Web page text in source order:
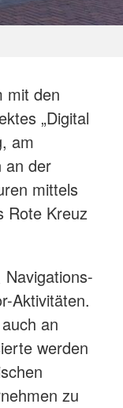
mit den
„Digital
am
an der
mittels
Rote Kreuz
Aktivitäten.
an
werden
zu